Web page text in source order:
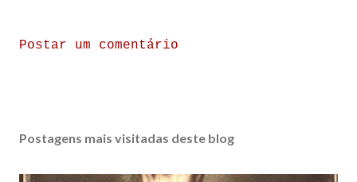
Postar um comentário
Postagens mais visitadas deste blog